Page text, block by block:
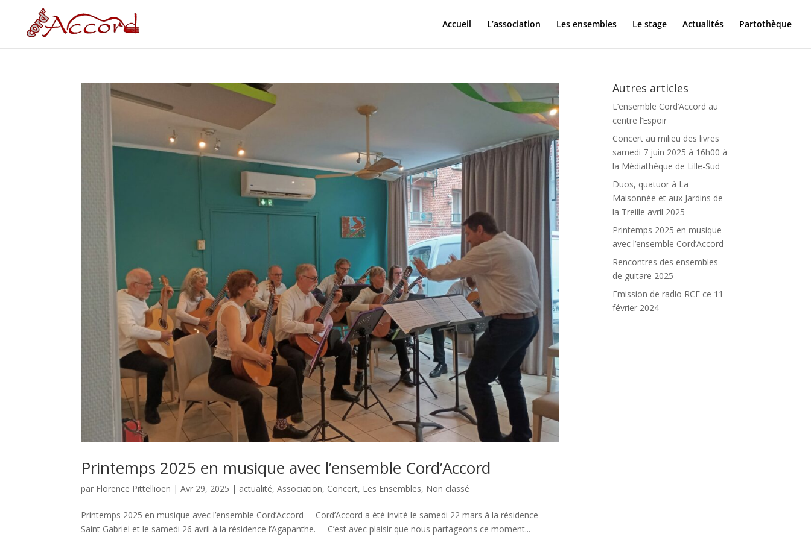
Accueil L’association Les ensembles Le stage Actualités Partothèque
Printemps 2025 en musique avec l’ensemble Cord’Accord
par Florence Pittellioen |Avr 29, 2025 | actualité,Association, Concert, Les Ensembles, Non classé
Printemps 2025 en musique avec l’ensemble Cord’Accord Cord’Accord a été invité le samedi 22 mars à la résidence
Saint Gabriel et le samedi 26 avril à la résidence l’Agapanthe. C’est avec plaisir que nous partageons ce moment...
Autres articles
L’ensemble Cord’Accord au
centre l’Espoir
Concert au milieu des livres
samedi 7 juin 2025 à 16h00 à
la Médiathèque de Lille-Sud
Duos, quatuor à La
Maisonnée et aux Jardins de
la Treille avril 2025
Printemps 2025 en musique
avec l’ensemble Cord’Accord
Rencontres des ensembles
de guitare 2025
Emission de radio RCF ce 11
février 2024